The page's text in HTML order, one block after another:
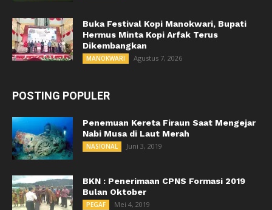
Buka Festival Kopi Manokwari, Bupati
Hermus Minta Kopi Arfak Terus
Dikembangkan
MANOKWARI Agustus 7, 2026
POSTING POPULER
Penemuan Kereta Firaun Saat Mengejar
Nabi Musa di Laut Merah
NASIONAL Juni 3, 2019
BKN : Penerimaan CPNS Formasi 2019
Bulan Oktober
PEGAF Mei 4, 2019